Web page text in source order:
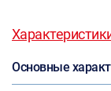
Основные